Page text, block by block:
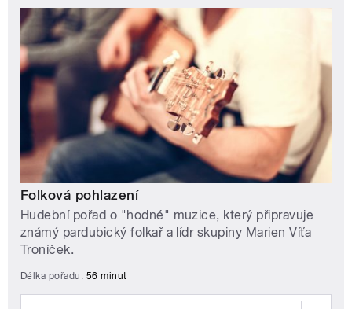
Folková pohlazení
Hudební pořad o "hodné" muzice, který připravuje
známý pardubický folkař a lídr skupiny Marien Víťa
Troníček.
Délka pořadu: 56 minut